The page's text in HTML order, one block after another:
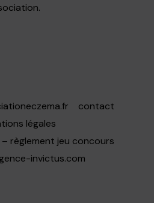
contact
légales
règlement jeu concours
invictus.com